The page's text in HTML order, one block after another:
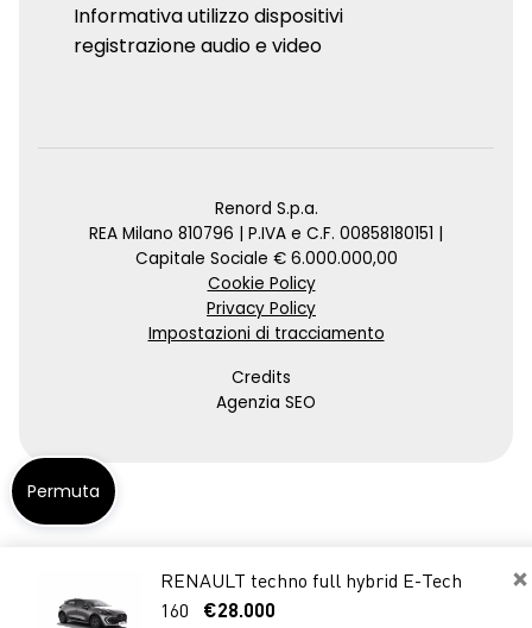
×
RENAULT techno full hybrid E-Tech
160
€28.000
Informativa utilizzo dispositivi
registrazione audio e video
Renord S.p.a.
REA Milano 810796 | P.IVA e C.F. 00858180151 |
Capitale Sociale € 6.000.000,00
Cookie Policy
Privacy Policy
Impostazioni di tracciamento
Credits
Agenzia SEO
Permuta